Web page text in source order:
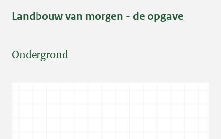
Landbouw van morgen - de opgave
Ondergrond